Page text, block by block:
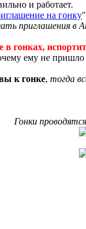
и работает.
на гонку"
приглашения в
гонках,
ему не пришло
к гонке, тогда
Гонки